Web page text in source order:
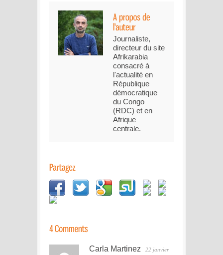
Journaliste,
directeur du site
Afrikarabia
consacré à
l'actualité en
République
démocratique
du Congo
(RDC) et en
Afrique
centrale.
Carla Martinez
22 janvier